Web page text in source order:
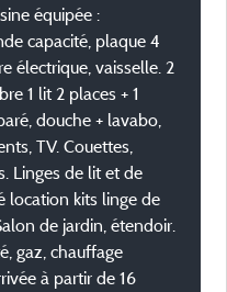
équipée :
capacité, plaque 4
électrique, vaisselle. 2
1 lit 2 places + 1
douche + lavabo,
TV. Couettes,
Linges de lit et de
location kits linge de
de jardin, étendoir.
gaz, chauffage
à partir de 16